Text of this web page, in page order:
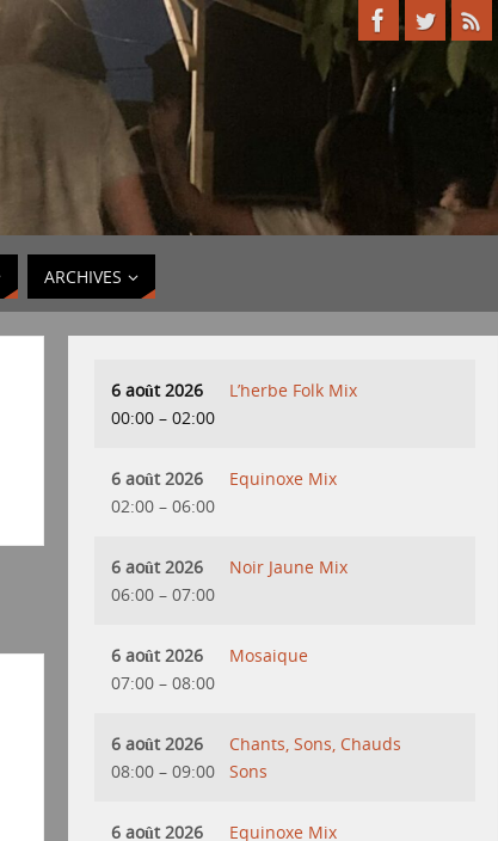
ARCHIVES
6 août 2026
00:00 – 02:00
L’herbe Folk Mix
6 août 2026
02:00 – 06:00
Equinoxe Mix
6 août 2026
06:00 – 07:00
Noir Jaune Mix
6 août 2026
07:00 – 08:00
Mosaique
6 août 2026
08:00 – 09:00
Chants, Sons, Chauds
Sons
6 août 2026
Equinoxe Mix